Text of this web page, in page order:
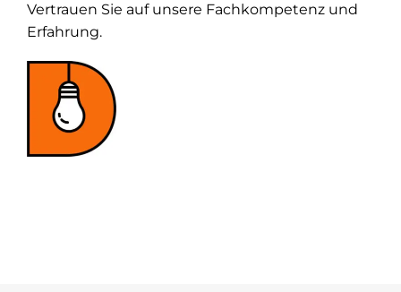
Vertrauen Sie auf unsere Fachkompetenz und
Erfahrung.